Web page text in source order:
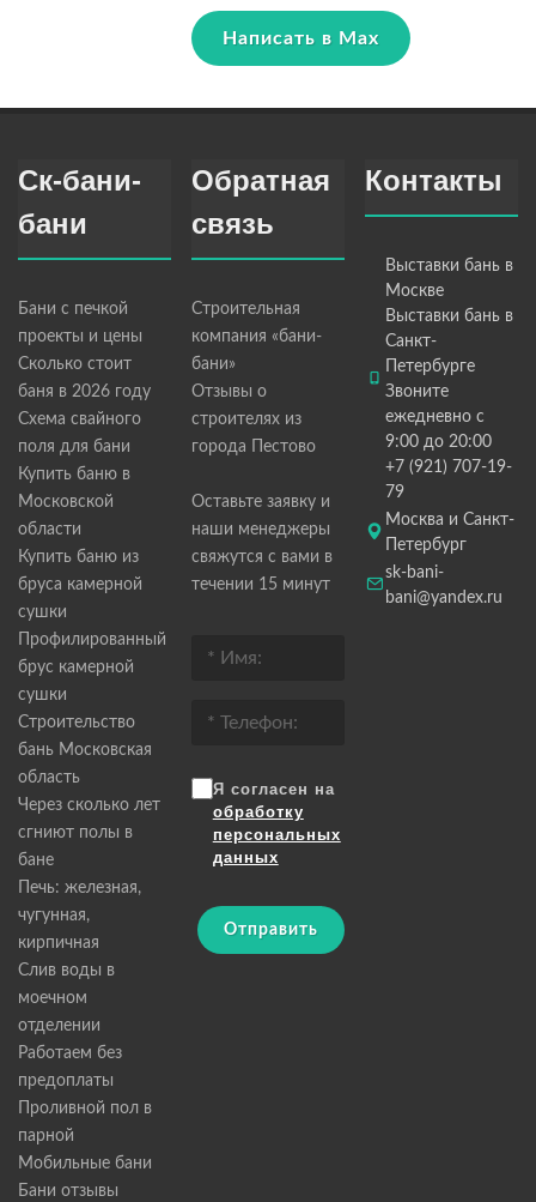
Написать в Max
Ск-бани-
бани
Бани с печкой
проекты и цены
Сколько стоит
баня в 2026 году
Схема свайного
поля для бани
Купить баню в
Московской
области
Купить баню из
бруса камерной
сушки
Профилированный
брус камерной
сушки
Строительство
бань Московская
область
Через сколько лет
сгниют полы в
бане
Печь: железная,
чугунная,
кирпичная
Слив воды в
моечном
отделении
Работаем без
предоплаты
Проливной пол в
парной
Мобильные бани
Бани отзывы
Обратная
связь
Строительная
компания «бани-
бани»
Отзывы о
строителях из
города Пестово
Оставьте заявку и
наши менеджеры
свяжутся с вами в
течении 15 минут
Я согласен на
обработку
персональных
данных
Отправить
Контакты
Выставки бань в
Москве
Выставки бань в
Санкт-
Петербурге
Звоните
ежедневно с
9:00 до 20:00
+7 (921) 707-19-
79
Москва и Санкт-
Петербург
sk-bani-
bani@yandex.ru